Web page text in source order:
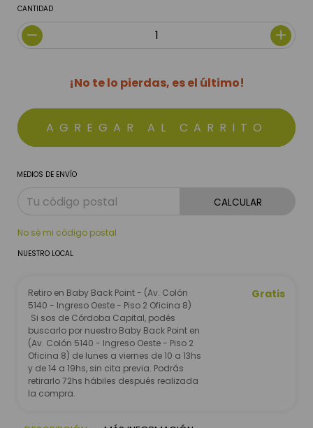
CANTIDAD
¡No te lo pierdas, es el último!
MEDIOS DE ENVÍO
CALCULAR
No sé mi código postal
NUESTRO LOCAL
Retiro en Baby Back Point - (Av. Colón
5140 - Ingreso Oeste - Piso 2 Oficina 8)
Si sos de Córdoba Capital, podés
buscarlo por nuestro Baby Back Point en
(Av. Colón 5140 - Ingreso Oeste - Piso 2
Oficina 8) de lunes a viernes de 10 a 13hs
y de 14 a 19hs, sin cita previa. Podrás
retirarlo 72hs hábiles después realizada
la compra.
Gratis